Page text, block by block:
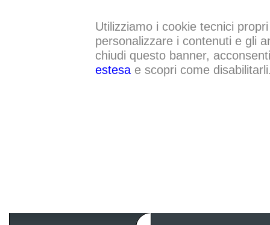
Utilizziamo i cookie tecnici
personalizzare i contenuti e gli
chiudi questo banner,
estesae scopri come